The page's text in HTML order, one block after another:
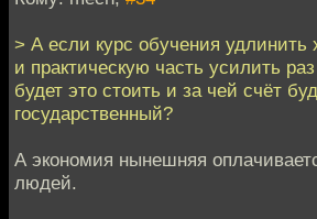
> А если курс обучения удлинить
и практическую часть усилить
будет это стоить и за чей счёт
государственный?
А экономия нынешняя
людей.